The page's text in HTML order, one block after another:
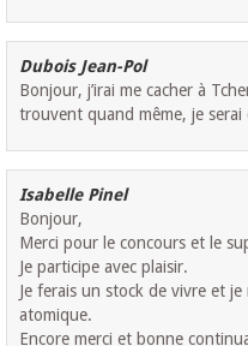
Dubois Jean-Pol
Bonjour, j’irai me cacher à
trouvent quand même, je serai
Isabelle Pinel
Bonjour,
Merci pour le concours et le
Je participe avec plaisir.
Je ferais un stock de vivre et
atomique.
Encore merci et bonne